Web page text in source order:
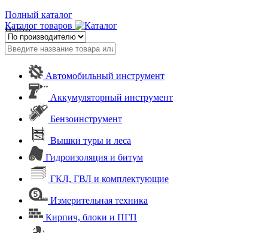
Полный каталог
Каталог товаров
Найти
Автомобильный инструмент
Аккумуляторный инструмент
Бензоинструмент
Вышки туры и леса
Гидроизоляция и битум
ГКЛ, ГВЛ и комплектующие
Измерительная техника
Кирпич, блоки и ПГП